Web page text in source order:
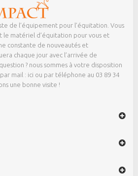
de l’équipement pour l’équitation. Vous
le matériel d’équitation pour vous et
constante de nouveautés et
chaque jour avec l’arrivée de
? nous sommes à votre disposition
par mail : ici ou par téléphone au 03 89 34
une bonne visite !